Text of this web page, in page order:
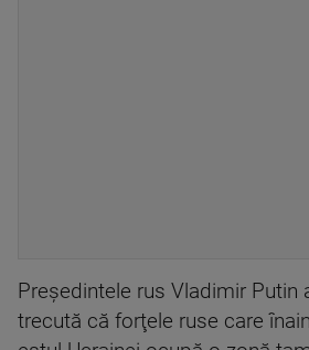
Preşedintele rus Vladimir Putin
trecută că forţele ruse care